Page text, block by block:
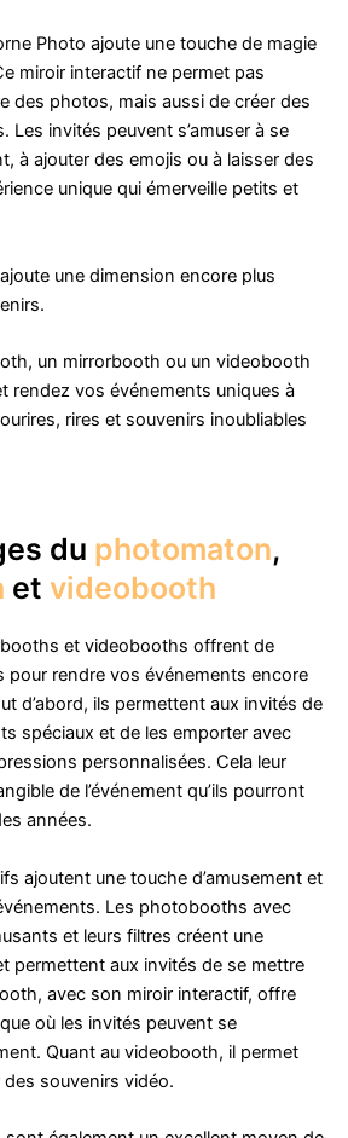
Photo ajoute une touche de magie
miroir interactif ne permet pas
des photos, mais aussi de créer des
Les invités peuvent s’amuser à se
à ajouter des emojis ou à laisser des
unique qui émerveille petits et
une dimension encore plus
un mirrorbooth ou un videobooth
rendez vos événements uniques à
rires et souvenirs inoubliables
du photomaton,
et videobooth
et videobooths offrent de
pour rendre vos événements encore
d’abord, ils permettent aux invités de
spéciaux et de les emporter avec
personnalisées. Cela leur
de l’événement qu’ils pourront
années.
ajoutent une touche d’amusement et
Les photobooths avec
et leurs filtres créent une
permettent aux invités de se mettre
avec son miroir interactif, offre
où les invités peuvent se
Quant au videobooth, il permet
souvenirs vidéo.